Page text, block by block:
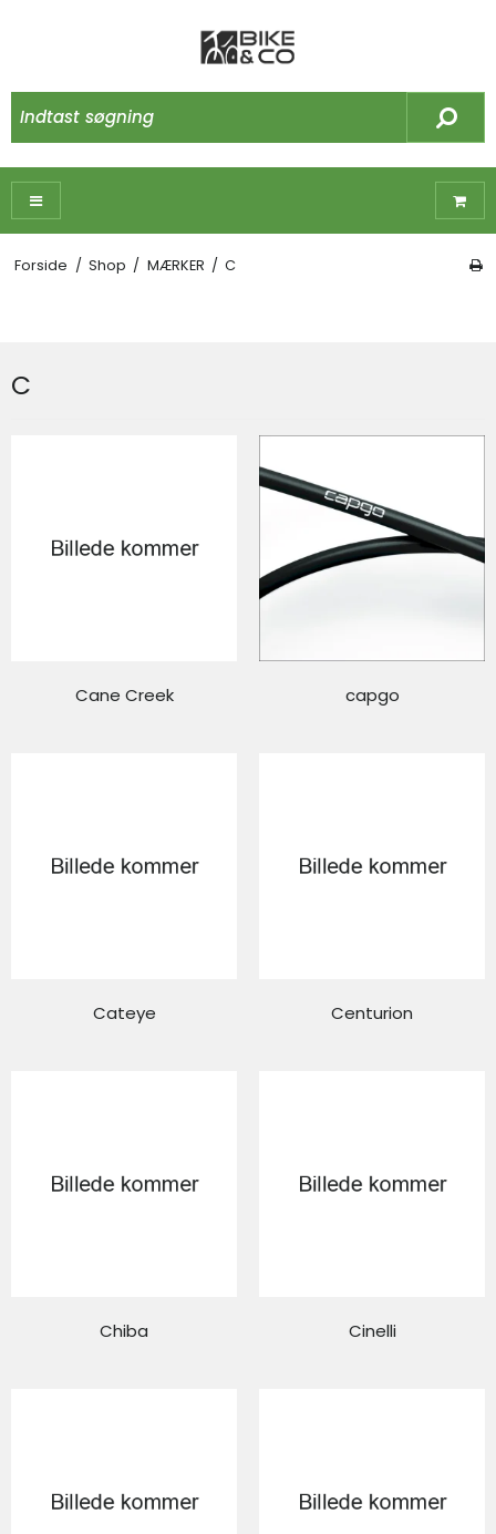
Forside / Shop / MÆRKER / C
C
Cane Creek capgo
Cateye Centurion
Chiba Cinelli